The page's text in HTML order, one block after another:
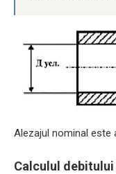
Alezajul nominal este
Calculul debitului